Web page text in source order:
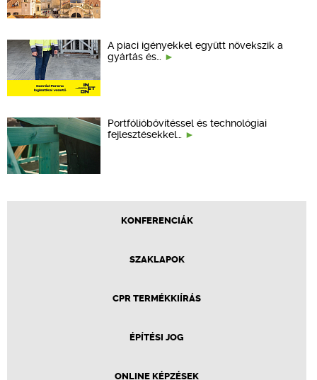
A piaci igényekkel együtt növekszik a
gyártás és…
Portfólióbővítéssel és technológiai
fejlesztésekkel…
KONFERENCIÁK
SZAKLAPOK
CPR TERMÉKKIÍRÁS
ÉPÍTÉSI JOG
ONLINE KÉPZÉSEK